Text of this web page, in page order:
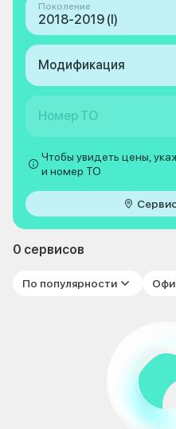
Поколение
2018-2019 (I)
Модификация
Номер ТО
Чтобы увидеть цены,
и номер ТО
0 сервисов
По популярности